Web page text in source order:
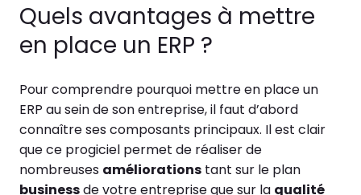
Quels avantages à mettre
en place un ERP ?
Pour comprendre pourquoi mettre en place un
ERP au sein de son entreprise, il faut d’abord
connaître ses composants principaux. Il est clair
que ce progiciel permet de réaliser de
nombreuses améliorations tant sur le plan
businessde votre entreprise que sur la qualité